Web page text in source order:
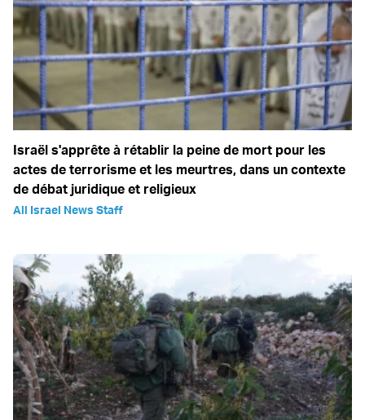
Israël s'apprête à rétablir la peine de mort pour les
actes de terrorisme et les meurtres, dans un contexte
de débat juridique et religieux
All Israel News Staff